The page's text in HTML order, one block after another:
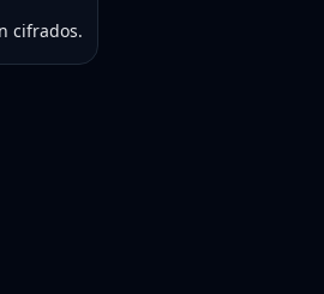
cifrados.